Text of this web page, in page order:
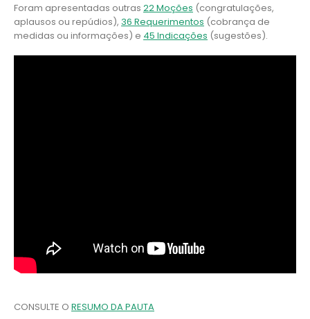
Foram apresentadas outras 22 Moções (congratulações,
aplausos ou repúdios), 36 Requerimentos (cobrança de
medidas ou informações) e 45 Indicações (sugestões).
CONSULTE O RESUMO DA PAUTA